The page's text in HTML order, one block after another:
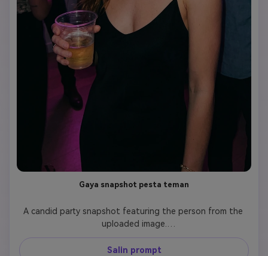
Gaya snapshot pesta teman
A candid party snapshot featuring the person from the
uploaded image.
Maintain full facial accuracy and natural expression from
the reference photo.
Salin prompt